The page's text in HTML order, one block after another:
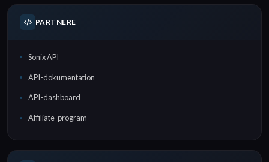
PARTNERE
Sonix API
API-dokumentation
API-dashboard
Affiliate-program